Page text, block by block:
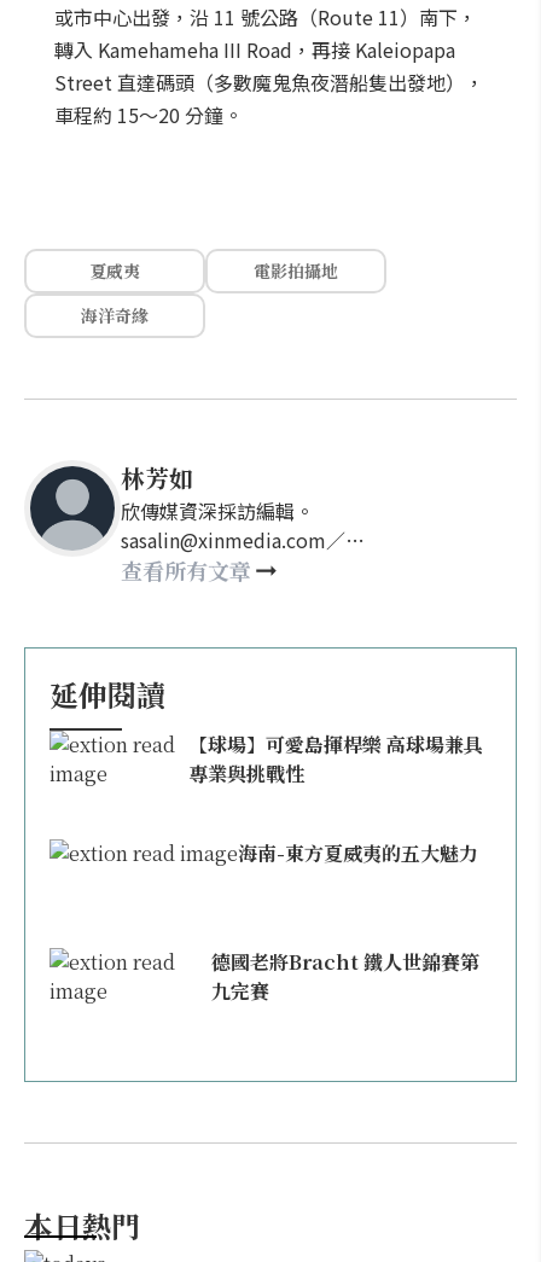
或市中心出發，沿 11 號公路（Route 11）南下，
轉入 Kamehameha III Road，再接 Kaleiopapa
Street 直達碼頭（多數魔鬼魚夜潛船隻出發地），
車程約 15～20 分鐘。
夏威夷
電影拍攝地
海洋奇緣
林芳如
欣傳媒資深採訪編輯。
sasalin@xinmedia.com／
happy21917@gmail.com
查看所有文章
延伸閱讀
【球場】可愛島揮桿樂 高球場兼具
專業與挑戰性
海南-東方夏威夷的五大魅力
德國老將Bracht 鐵人世錦賽第
九完賽
本日熱門